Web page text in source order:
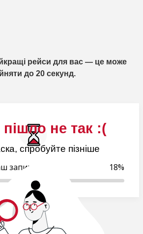
не так :(
спробуйте пізніше
рейси для вас — це може
до 20 секунд.
запит.. 18%